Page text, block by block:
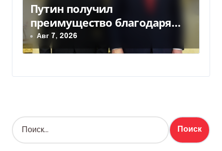
Путин получил
преимущество благодаря
действиям США
Авг 7, 2026
Н
а